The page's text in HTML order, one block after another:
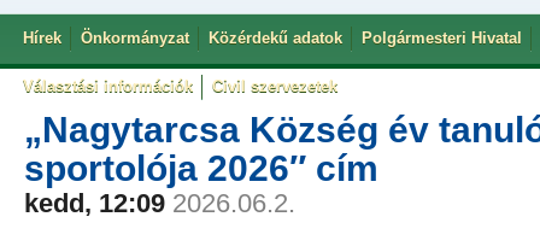
Hírek Önkormányzat Közérdekű adatok Polgármesteri Hivatal
Választási információk Civil szervezetek
„Nagytarcsa Község év
sportolója 2026″ cím
kedd, 12:09 2026.06.2.